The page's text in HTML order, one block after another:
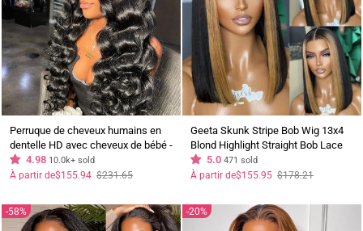
Perruque de cheveux humains en
dentelle HD avec cheveux de bébé -
Geeta Hair
4.98 10.0k+ sold
Prix
régulier
$231.65
Prix
réduit
À partir de$155.94
Geeta Skunk Stripe Bob Wig 13x4
Blond Highlight Straight Bob Lace
Front Wigs Perruques courtes en
cheveux humains Bob
5.0 471 sold
Prix
régulier
$178.21
Prix
réduit
À partir de$155.95
58% 20%